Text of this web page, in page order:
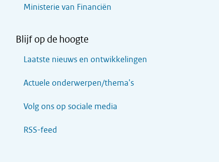
Ministerie van Financiën
Blijf op de hoogte
Laatste nieuws en ontwikkelingen
Actuele onderwerpen/thema's
Volg ons op sociale media
RSS-feed